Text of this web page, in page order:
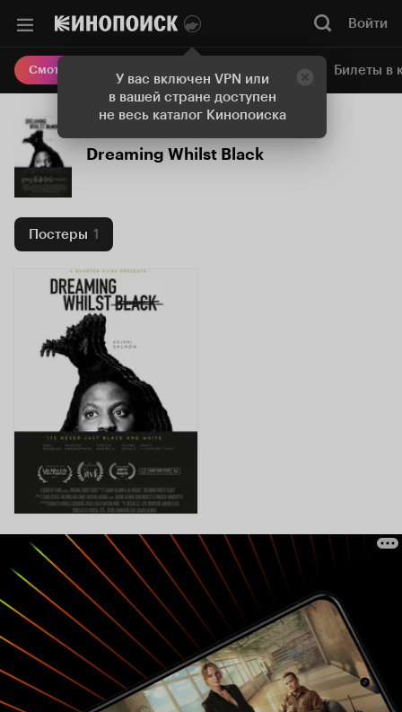
У вас включен VPN или
в вашей стране доступен
не весь каталог Кинопоиска
Войти
Смотреть кино Онлайн-кинотеатр Билеты в
Dreaming Whilst Black
Постеры 1